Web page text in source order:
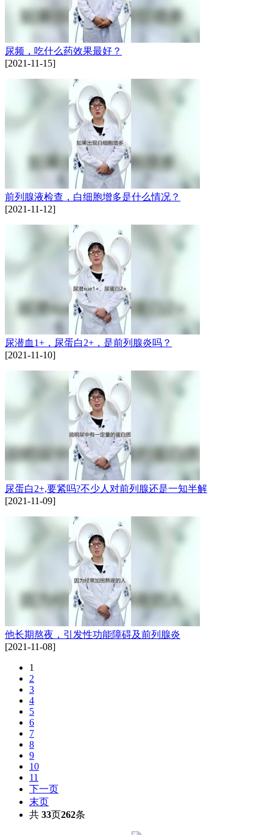
尿频，吃什么药效果最好？
[2021-11-15]
前列腺液检查，白细胞增多是什么情况？
[2021-11-12]
尿潜血1+，尿蛋白2+，是前列腺炎吗？
[2021-11-10]
尿蛋白2+,要紧吗?不少人对前列腺还是一知半解
[2021-11-09]
他长期熬夜，引发性功能障碍及前列腺炎
[2021-11-08]
1
2
3
4
5
6
7
8
9
10
11
下一页
末页
共 33页262条